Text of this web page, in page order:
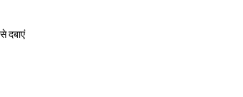
दबाएं